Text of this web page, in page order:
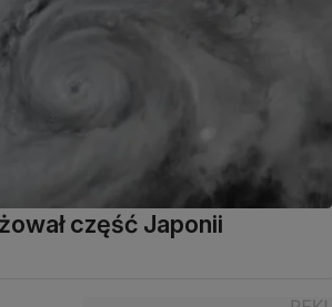
część Japonii